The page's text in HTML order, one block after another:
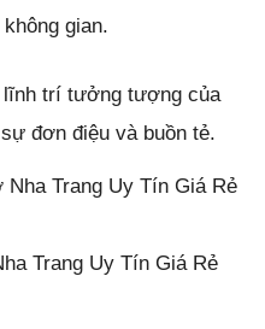
gian.
trí tưởng tượng của
đơn điệu và buồn tẻ.
Trang Uy Tín Giá Rẻ